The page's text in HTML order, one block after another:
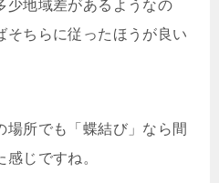
少地域差があるようなの
そちらに従ったほうが良い
場所でも「蝶結び」なら間
じですね。